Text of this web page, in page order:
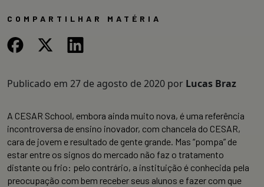
COMPARTILHAR MATÉRIA
Publicado em 27 de agosto de 2020 por Lucas Braz
A CESAR School, embora ainda muito nova, é uma referência
incontroversa de ensino inovador, com chancela do CESAR,
cara de jovem e resultado de gente grande. Mas “pompa” de
estar entre os signos do mercado não faz o tratamento
distante ou frio: pelo contrário, a instituição é conhecida pela
preocupação com bem receber seus alunos e fazer com que